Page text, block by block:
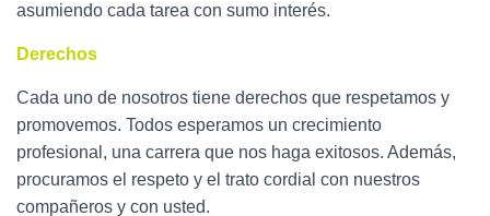
asumiendo cada tarea con sumo interés.
Derechos
Cada uno de nosotros tiene derechos que respetamos y
promovemos. Todos esperamos un crecimiento
profesional, una carrera que nos haga exitosos. Además,
procuramos el respeto y el trato cordial con nuestros
compañeros y con usted.